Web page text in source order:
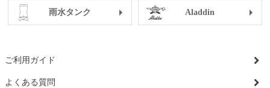
雨水タンク Aladdin
ご利用ガイド
よくある質問